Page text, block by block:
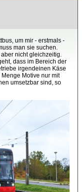
um mir - erstmals -
man sie suchen.
nicht gleichzeitig.
dass im Bereich der
irgendeinen Käse
Motive nur mit
umsetzbar sind, so